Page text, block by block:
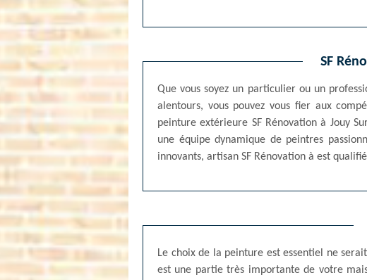
SF
Que vous soyez un particulier ou un
alentours, vous pouvez vous fier aux
peinture extérieure SF Rénovation à Jouy
une équipe dynamique de peintres
innovants, artisan SF Rénovation à est
Le choix de la peinture est essentiel ne
est une partie très importante de votre